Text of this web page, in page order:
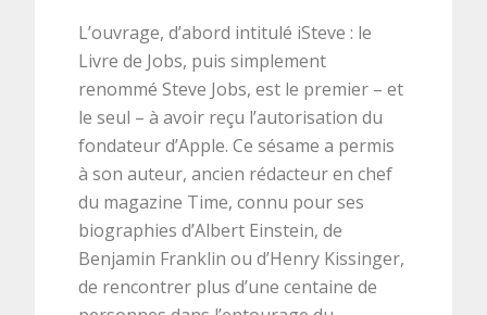
L’ouvrage, d’abord intitulé iSteve : le
Livre de Jobs, puis simplement
renommé Steve Jobs, est le premier – et
le seul – à avoir reçu l’autorisation du
fondateur d’Apple. Ce sésame a permis
à son auteur, ancien rédacteur en chef
du magazine Time, connu pour ses
biographies d’Albert Einstein, de
Benjamin Franklin ou d’Henry Kissinger,
de rencontrer plus d’une centaine de